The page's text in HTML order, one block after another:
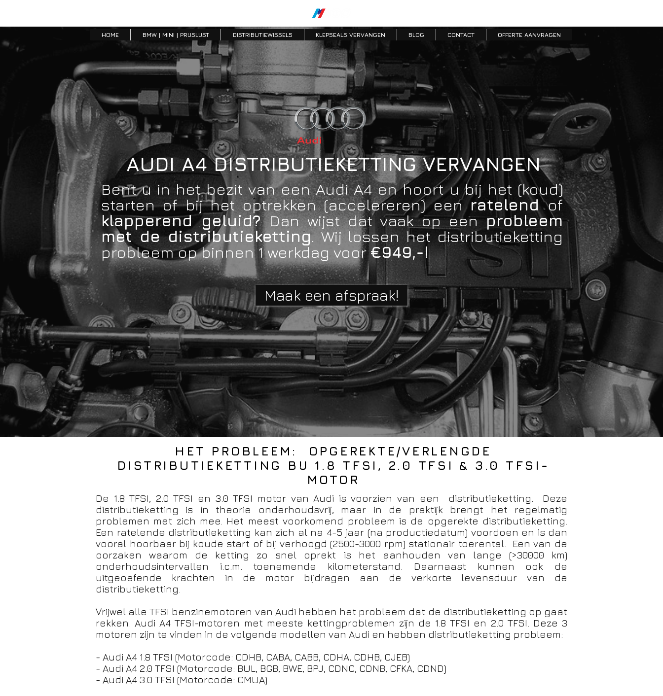
AUDI A4 DISTRIBUTIEKETTING VERVANGEN
Bent u in het bezit van een Audi A4 en hoort u bij het (koud)
starten of bij het optrekken (accelereren) eenratelendof
klapperend geluid?Dan wijst dat vaak op een probleem
met de distributieketting. Wij lossen het distributieketting
probleem op binnen 1 werkdag voor€949,-!
Maak een afspraak!
HET PROBLEEM: OPGEREKTE/VERLENGDE
DISTRIBUTIEKETTING BIJ 1.8 TFSI, 2.0 TFSI & 3.0 TFSI-
MOTOR
De 1.8 TFSI, 2.0 TFSI en 3.0 TFSI motor van Audi is voorzien van een distributieketting. Deze
distributieketting is in theorie onderhoudsvrij, maar in de praktijk brengt het regelmatig
problemen met zich mee. Het meest voorkomend probleem is de opgerekte distributieketting.
Een ratelende distributieketting kan zich al na 4-5 jaar (na productiedatum) voordoen en is dan
vooral hoorbaar bij koude start of bij verhoogd (2500-3000 rpm) stationair toerental. Een van de
oorzaken waarom de ketting zo snel oprekt is het aanhouden van lange (>30000 km)
onderhoudsintervallen i.c.m. toenemende kilometerstand. Daarnaast kunnen ook de
uitgeoefende krachten in de motor bijdragen aan de verkorte levensduur van de
distributieketting.
Vrijwel alle TFSI benzinemotoren van Audi hebben het probleem dat de distributieketting op gaat
rekken. Audi A4 TFSI-motoren met meeste kettingproblemen zijn de 1.8 TFSI en 2.0 TFSI. Deze 3
motoren zijn te vinden in de volgende modellen van Audi en hebben distributieketting probleem:
- Audi A4 1.8 TFSI (Motorcode: CDHB, CABA, CABB, CDHA, CDHB, CJEB)
- Audi A4 2.0 TFSI (Motorcode: BUL, BGB, BWE, BPJ, CDNC, CDNB, CFKA, CDND)
- Audi A4 3.0 TFSI (Motorcode: CMUA)
HOME BMW | MINI | PRIJSLIJST DISTRIBUTIEWISSELS KLEPSEALS VERVANGEN BLOG CONTACT OFFERTE AANVRAGEN